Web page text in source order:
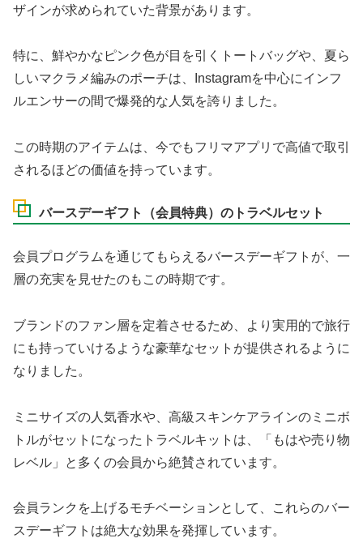
ザインが求められていた背景があります。
特に、鮮やかなピンク色が目を引くトートバッグや、夏ら
しいマクラメ編みのポーチは、Instagramを中心にインフ
ルエンサーの間で爆発的な人気を誇りました。
この時期のアイテムは、今でもフリマアプリで高値で取引
されるほどの価値を持っています。
バースデーギフト（会員特典）のトラベルセット
会員プログラムを通じてもらえるバースデーギフトが、一
層の充実を見せたのもこの時期です。
ブランドのファン層を定着させるため、より実用的で旅行
にも持っていけるような豪華なセットが提供されるように
なりました。
ミニサイズの人気香水や、高級スキンケアラインのミニボ
トルがセットになったトラベルキットは、「もはや売り物
レベル」と多くの会員から絶賛されています。
会員ランクを上げるモチベーションとして、これらのバー
スデーギフトは絶大な効果を発揮しています。